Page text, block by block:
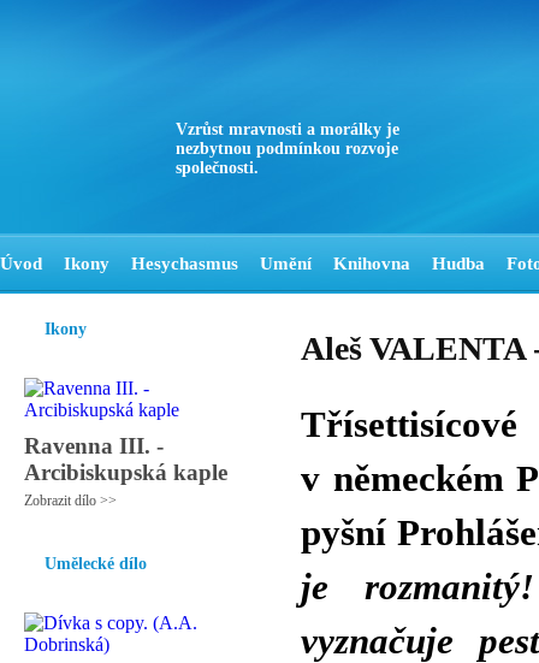
Vzrůst mravnosti a morálky je
nezbytnou podmínkou rozvoje
společnosti.
Úvod Ikony Hesychasmus Umění Knihovna Hudba
Ikony
Ravenna III. -
Arcibiskupská kaple
Zobrazit dílo >>
Umělecké dílo
Aleš VALENTA
v německém
pyšní
je
vyznačuje